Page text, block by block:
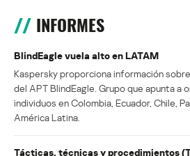
INFORMES
BlindEagle vuela alto en LATAM
Kaspersky proporciona información
del APT BlindEagle. Grupo que apunta a
individuos en Colombia, Ecuador, Chile,
América Latina.
Tácticas, técnicas y procedimientos